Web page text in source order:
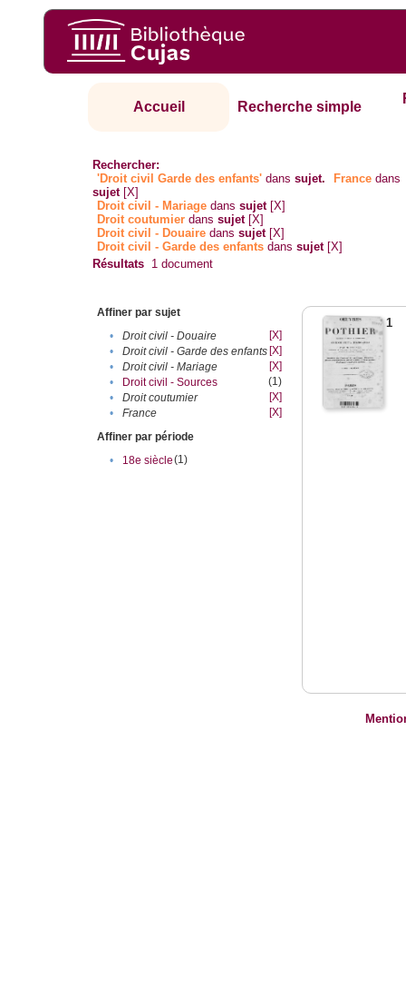
Accueil Recherche simple
Rechercher:
'Droit civil Garde des enfants' danssujet. France dans
sujet [X]
Droit civil - Mariage danssujet [X]
Droit coutumier danssujet [X]
Droit civil - Douaire danssujet [X]
Droit civil - Garde des enfants danssujet [X]
Résultats 1 document
Affiner par sujet
•
Droit civil - Douaire
[X]
•
Droit civil - Garde des enfants [X]
•
Droit civil - Mariage
[X]
•
Droit civil - Sources
(1)
•
Droit coutumier
[X]
•
France
[X]
Affiner par période
•
18e siècle(1)
1